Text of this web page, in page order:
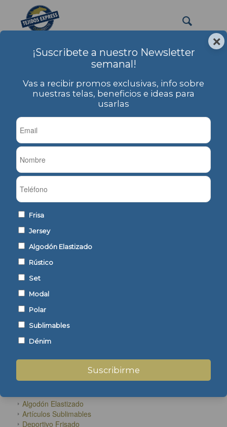
×
¡Suscribete a nuestro Newsletter
semanal!
Vas a recibir promos exclusivas, info sobre
nuestras telas, beneficios e ideas para
usarlas
Frisa
Jersey
Algodón Elastizado
Rústico
Set
Modal
Polar
Sublimables
Dénim
Suscribirme
Forrareria de prendas
PRODUCTOS / Etiqueta: Forrareria de prendas
Mostrar
Polar Liso
ENCONTRÁ TU TEJIDO
Algodón Elastizado
Artículos Sublimables
Deportivo Frisado